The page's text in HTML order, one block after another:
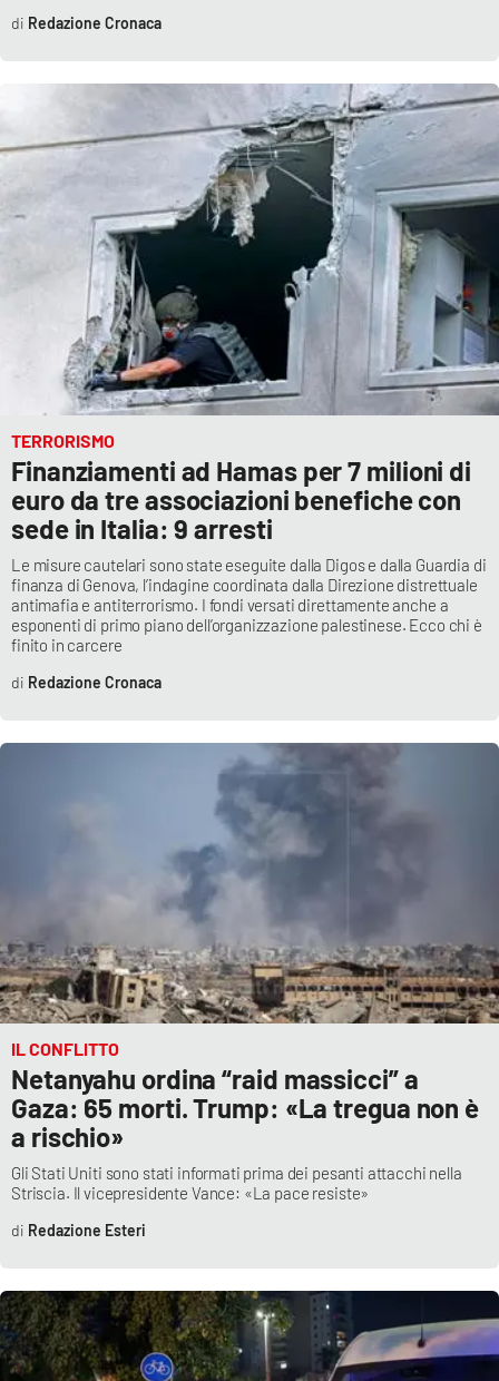
Redazione Cronaca
TERRORISMO
Finanziamenti ad Hamas per 7 milioni di
euro da tre associazioni benefiche con
sede in Italia: 9 arresti
Le misure cautelari sono state eseguite dalla Digos e dalla Guardia di
finanza di Genova, l’indagine coordinata dalla Direzione distrettuale
antimafia e antiterrorismo. I fondi versati direttamente anche a
esponenti di primo piano dell’organizzazione palestinese. Ecco chi è
finito in carcere
Redazione Cronaca
IL CONFLITTO
Netanyahu ordina “raid massicci” a
Gaza: 65 morti. Trump: «La tregua non è
a rischio»
Gli Stati Uniti sono stati informati prima dei pesanti attacchi nella
Striscia. Il vicepresidente Vance: «La pace resiste»
Redazione Esteri